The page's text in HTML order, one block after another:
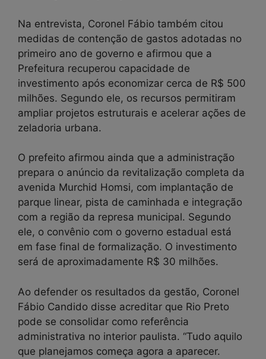
Na entrevista, Coronel Fábio também citou
medidas de contenção de gastos adotadas no
primeiro ano de governo e afirmou que a
Prefeitura recuperou capacidade de
investimento após economizar cerca de R$ 500
milhões. Segundo ele, os recursos permitiram
ampliar projetos estruturais e acelerar ações de
zeladoria urbana.
O prefeito afirmou ainda que a administração
prepara o anúncio da revitalização completa da
avenida Murchid Homsi, com implantação de
parque linear, pista de caminhada e integração
com a região da represa municipal. Segundo
ele, o convênio com o governo estadual está
em fase final de formalização. O investimento
será de aproximadamente R$ 30 milhões.
Ao defender os resultados da gestão, Coronel
Fábio Candido disse acreditar que Rio Preto
pode se consolidar como referência
administrativa no interior paulista. “Tudo aquilo
que planejamos começa agora a aparecer.